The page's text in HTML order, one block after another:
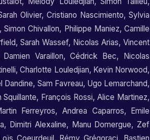
Olivier,Cristiano Nascimiento,Sylvia
, Simon Chivallon, Philippe Maniez,Camille
,Sarah Wassef, Nicolas Arias,Vincent
Damien Varaillon,Cédrick Bec, Nicolas
,Charlotte Louledjian, Kevin Norwood,
Dandine, Sam Favreau, Ugo Lemarchand,
Squillante, François Rossi,Alice Martinez,
Ferreyros, Andrea Caparros, Emile
, Dimitri Alexaline, Manu Domergue, Zef